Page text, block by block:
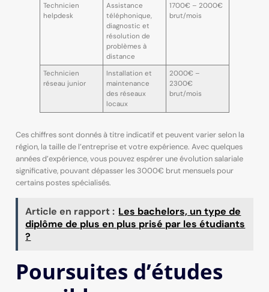
Technicien
helpdesk
Assistance
téléphonique,
diagnostic et
résolution de
problèmes à
distance
1700€ – 2000€
brut/mois
Technicien
réseau junior
Installation et
maintenance
des réseaux
locaux
2000€ –
2300€
brut/mois
Ces chiffres sont donnés à titre indicatif et peuvent varier selon la
région, la taille de l’entreprise et votre expérience. Avec quelques
années d’expérience, vous pouvez espérer une évolution salariale
significative, pouvant dépasser les 3000€ brut mensuels pour
certains postes spécialisés.
Article en rapport : Les bachelors, un type de
diplôme de plus en plus prisé par les étudiants
?
Poursuites d’études